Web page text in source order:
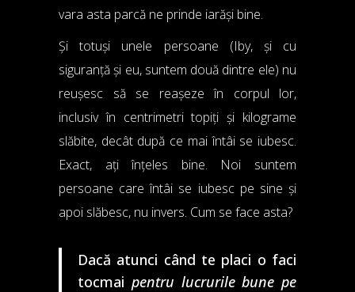
vara asta parcă ne prinde iarăși bine.
Și totuși unele persoane (Iby, și cu
siguranță și eu, suntem două dintre ele) nu
reușesc să se reașeze în corpul lor,
inclusiv în centrimetri topiți și kilograme
slăbite, decât după ce mai întâi se iubesc.
Exact, ați înțeles bine. Noi suntem
persoane care întâi se iubesc pe sine și
apoi slăbesc, nu invers. Cum se face asta?
Dacă atunci când te placi o faci
tocmai pentru lucrurile bune pe